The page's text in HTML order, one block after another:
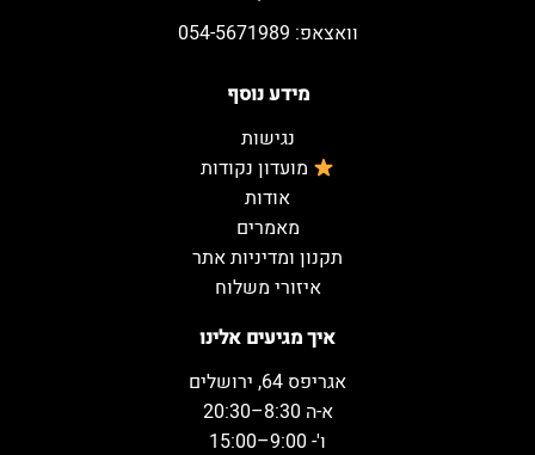
איך מגיעים אלינו
אגריפס 64, ירושלים
א-ה 8:30–20:30
ו'- 9:00–15:00
מידע נוסף
נגישות
מועדון נקודות
אודות
מאמרים
תקנון ומדיניות אתר
איזורי משלוח
וואצאפ: 054-5671989